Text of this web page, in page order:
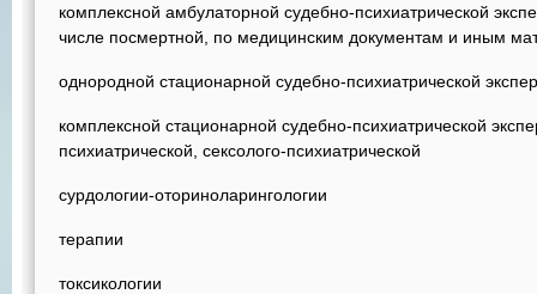
комплексной амбулаторной судебно-психиатрической
числе посмертной, по медицинским документам и иным
однородной стационарной судебно-психиатрической
комплексной стационарной судебно-психиатрической
психиатрической, сексолого-психиатрической
сурдологии-оториноларингологии
терапии
токсикологии